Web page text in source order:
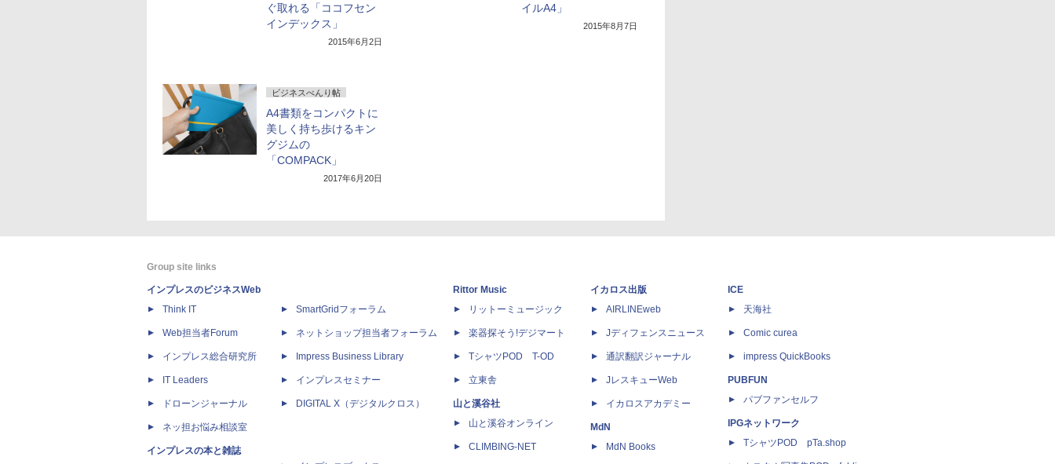
ぐ取れる「ココフセン
インデックス」
2015年6月2日
イルA4」
2015年8月7日
ビジネスべんり帖
A4書類をコンパクトに
美しく持ち歩けるキン
グジムの
「COMPACK」
2017年6月20日
Group site links
インプレスのビジネスWeb
Think IT
Web担当者Forum
インプレス総合研究所
IT Leaders
ドローンジャーナル
ネッ担お悩み相談室
インプレスの本と雑誌
SmartGridフォーラム
ネットショップ担当者フォーラム
Impress Business Library
インプレスセミナー
DIGITAL X（デジタルクロス）
Rittor Music
リットーミュージック
楽器探そう!デジマート
TシャツPOD T-OD
立東舎
山と溪谷社
山と溪谷オンライン
CLIMBING-NET
イカロス出版
AIRLINEweb
Jディフェンスニュース
通訳翻訳ジャーナル
JレスキューWeb
イカロスアカデミー
MdN
MdN Books
ICE
天海社
Comic curea
impress QuickBooks
PUBFUN
パブファンセルフ
IPGネットワーク
TシャツPOD pTa.shop